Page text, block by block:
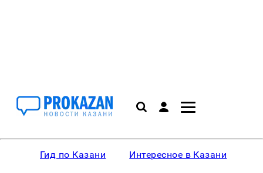
Гид по Казани Интересное в Казани